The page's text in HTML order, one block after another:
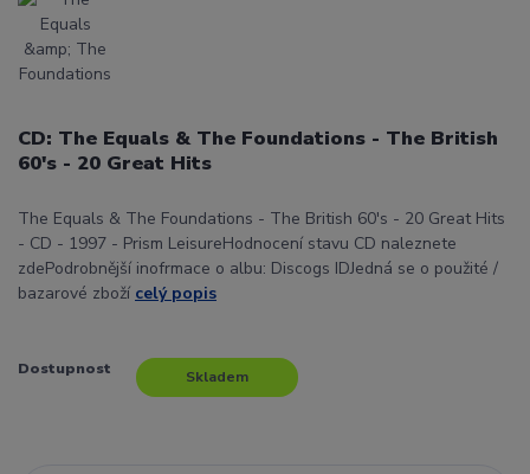
CD: The Equals & The Foundations - The British
60's - 20 Great Hits
The Equals & The Foundations - The British 60's - 20 Great Hits
- CD - 1997 - Prism LeisureHodnocení stavu CD naleznete
zdePodrobnější inofrmace o albu: Discogs IDJedná se o použité /
bazarové zboží celý popis
Dostupnost Skladem